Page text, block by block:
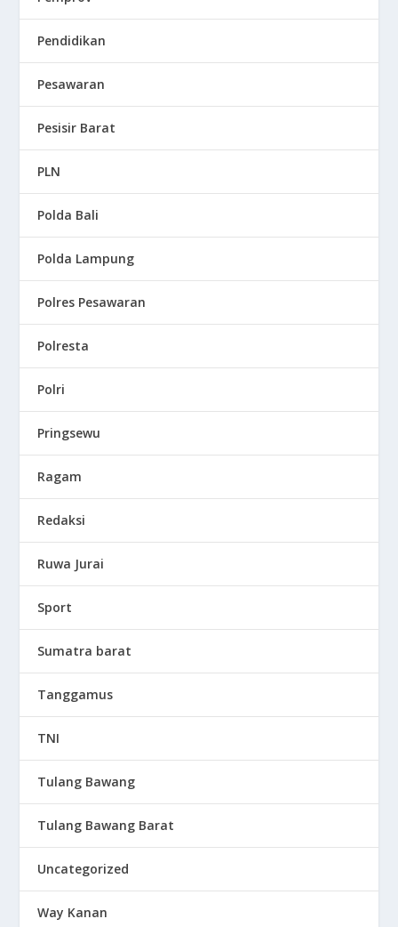
Pendidikan
Pesawaran
Pesisir Barat
PLN
Polda Bali
Polda Lampung
Polres Pesawaran
Polresta
Polri
Pringsewu
Ragam
Redaksi
Ruwa Jurai
Sport
Sumatra barat
Tanggamus
TNI
Tulang Bawang
Tulang Bawang Barat
Uncategorized
Way Kanan